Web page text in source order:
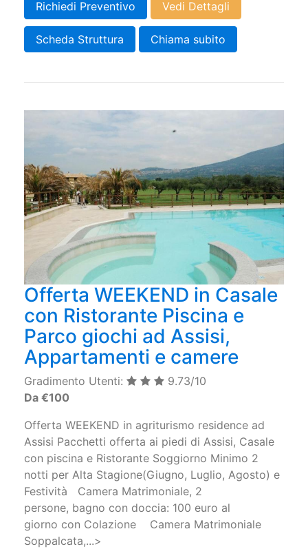
Richiedi Preventivo Vedi Dettagli
Scheda Struttura Chiama subito
Offerta WEEKEND in Casale
con Ristorante Piscina e
Parco giochi ad Assisi,
Appartamenti e camere
Gradimento Utenti:
9.73/10
Da €100
Offerta WEEKEND in agriturismo residence ad
Assisi Pacchetti offerta ai piedi di Assisi, Casale
con piscina e Ristorante Soggiorno Minimo 2
notti per Alta Stagione(Giugno, Luglio, Agosto) e
Festività Camera Matrimoniale, 2
persone, bagno con doccia: 100 euro al
giorno con Colazione Camera Matrimoniale
Soppalcata,...>